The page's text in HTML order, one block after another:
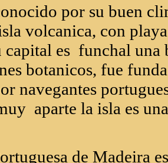
isla tranquila
on 10/11/
hoy les propongo
madeira